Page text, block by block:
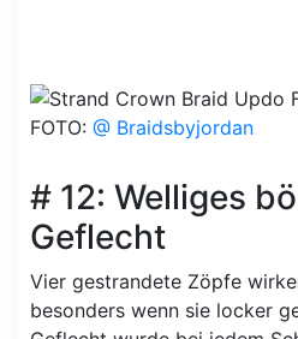
FOTO: @ Braidsbyjordan
# 12: Welliges
Geflecht
Vier gestrandete Zöpfe
besonders wenn sie locker